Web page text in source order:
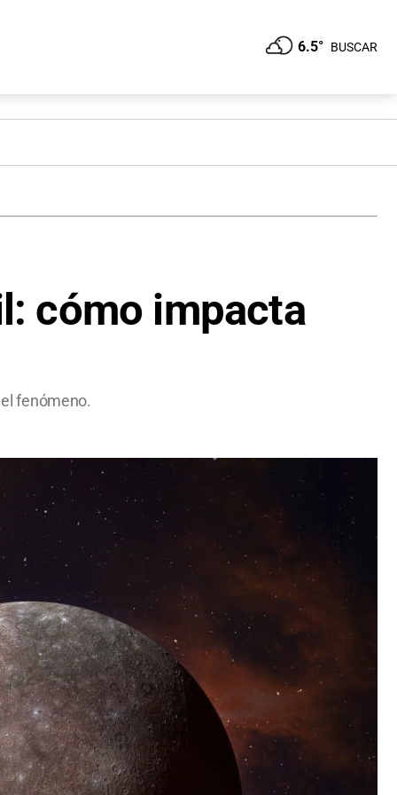
6.5° BUSCAR
cómo impacta
fenómeno.